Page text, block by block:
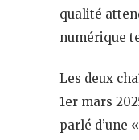
qualité
numérique
Les deux
1er mars
parlé d’une